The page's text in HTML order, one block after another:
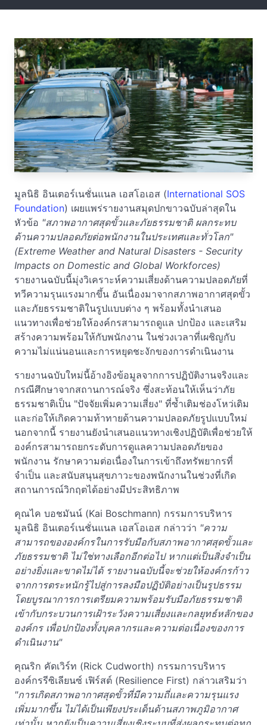
มูลนิธิ อินเตอร์เนชั่นแนล เอสโอเอส (International SOS
Foundation) เผยแพร่รายงานสมุดปกขาวฉบับล่าสุดใน
หัวข้อ "สภาพอากาศสุดขั้วและภัยธรรมชาติ ผลกระทบ
ด้านความปลอดภัยต่อพนักงานในประเทศและทั่วโลก"
(Extreme Weather and Natural Disasters - Security
Impacts on Domestic and Global Workforces)
รายงานฉบับนี้มุ่งวิเคราะห์ความเสี่ยงด้านความปลอดภัยที่
ทวีความรุนแรงมากขึ้น อันเนื่องมาจากสภาพอากาศสุดขั้ว
และภัยธรรมชาติในรูปแบบต่าง ๆ พร้อมทั้งนำเสนอ
แนวทางเพื่อช่วยให้องค์กรสามารถดูแล ปกป้อง และเสริม
สร้างความพร้อมให้กับพนักงาน ในช่วงเวลาที่เผชิญกับ
ความไม่แน่นอนและการหยุดชะงักของการดำเนินงาน
รายงานฉบับใหม่นี้อ้างอิงข้อมูลจากการปฏิบัติงานจริงและ
กรณีศึกษาจากสถานการณ์จริง ซึ่งสะท้อนให้เห็นว่าภัย
ธรรมชาติเป็น "ปัจจัยเพิ่มความเสี่ยง" ที่ซ้ำเติมช่องโหว่เดิม
และก่อให้เกิดความท้าทายด้านความปลอดภัยรูปแบบใหม่
นอกจากนี้ รายงานยังนำเสนอแนวทางเชิงปฏิบัติเพื่อช่วยให้
องค์กรสามารถยกระดับการดูแลความปลอดภัยของ
พนักงาน รักษาความต่อเนื่องในการเข้าถึงทรัพยากรที่
จำเป็น และสนับสนุนสุขภาวะของพนักงานในช่วงที่เกิด
สถานการณ์วิกฤตได้อย่างมีประสิทธิภาพ
คุณไค บอชมันน์ (Kai Boschmann) กรรมการบริหาร
มูลนิธิ อินเตอร์เนชั่นแนล เอสโอเอส กล่าวว่า "ความ
สามารถขององค์กรในการรับมือกับสภาพอากาศสุดขั้วและ
ภัยธรรมชาติ ไม่ใช่ทางเลือกอีกต่อไป หากแต่เป็นสิ่งจำเป็น
อย่างยิ่งและขาดไม่ได้ รายงานฉบับนี้จะช่วยให้องค์กรก้าว
จากการตระหนักรู้ไปสู่การลงมือปฏิบัติอย่างเป็นรูปธรรม
โดยบูรณาการการเตรียมความพร้อมรับมือภัยธรรมชาติ
เข้ากับกระบวนการเฝ้าระวังความเสี่ยงและกลยุทธ์หลักของ
องค์กร เพื่อปกป้องทั้งบุคลากรและความต่อเนื่องของการ
ดำเนินงาน"
คุณริก คัดเวิร์ท (Rick Cudworth) กรรมการบริหาร
องค์กรรีซิเลียนซ์ เฟิร์สต์ (Resilience First) กล่าวเสริมว่า
"การเกิดสภาพอากาศสุดขั้วที่มีความถี่และความรุนแรง
เพิ่มมากขึ้น ไม่ได้เป็นเพียงประเด็นด้านสภาพภูมิอากาศ